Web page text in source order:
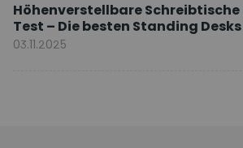
Höhenverstellbare Schreibtische
Test – Die besten Standing
Vergleich
03.11.2025